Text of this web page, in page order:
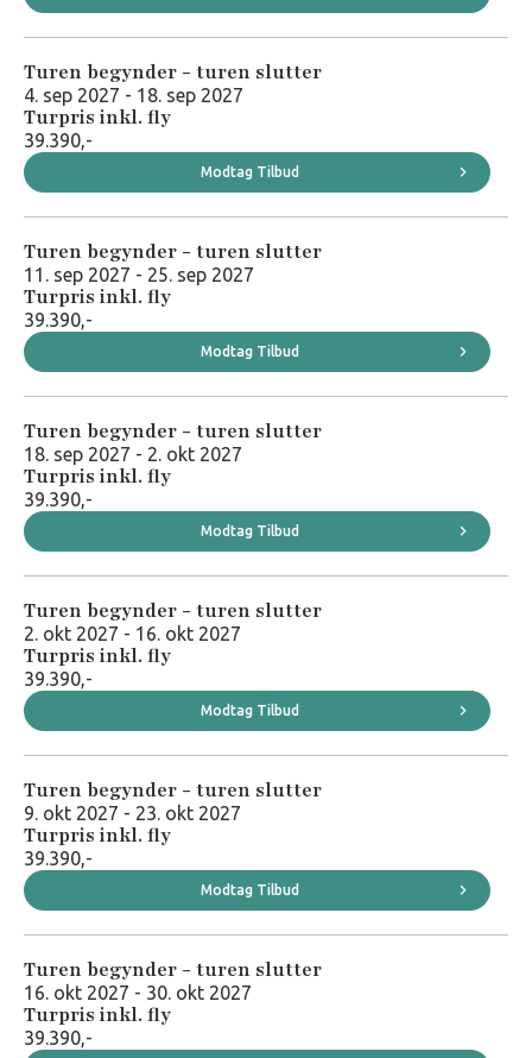
Turen begynder - turen slutter
4. sep 2027 - 18. sep 2027
Turpris inkl. fly
39.390,-
Modtag Tilbud
Turen begynder - turen slutter
11. sep 2027 - 25. sep 2027
Turpris inkl. fly
39.390,-
Modtag Tilbud
Turen begynder - turen slutter
18. sep 2027 - 2. okt 2027
Turpris inkl. fly
39.390,-
Modtag Tilbud
Turen begynder - turen slutter
2. okt 2027 - 16. okt 2027
Turpris inkl. fly
39.390,-
Modtag Tilbud
Turen begynder - turen slutter
9. okt 2027 - 23. okt 2027
Turpris inkl. fly
39.390,-
Modtag Tilbud
Turen begynder - turen slutter
16. okt 2027 - 30. okt 2027
Turpris inkl. fly
39.390,-